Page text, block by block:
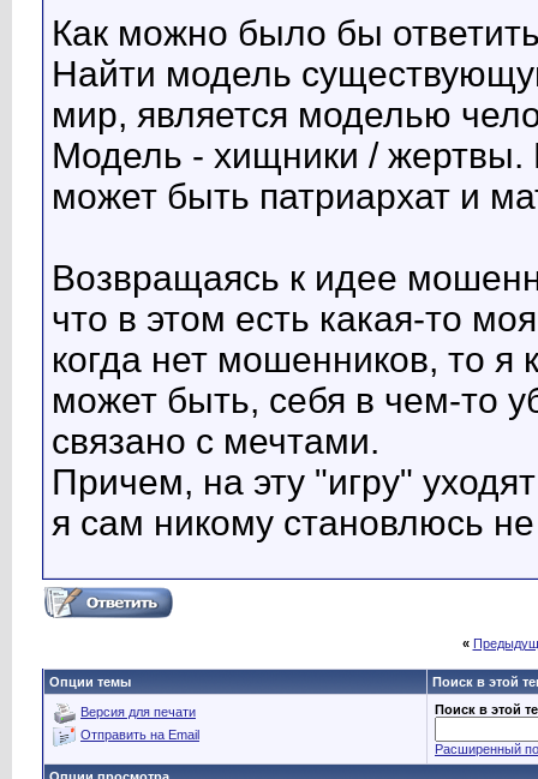
Как можно было бы
Найти модель
мир, является моделью
Модель - хищники / жертвы.
может быть патриархат и
Возвращаясь к идее
что в этом есть какая-то
когда нет мошенников, то
может быть, себя в чем-то
связано с мечтами.
Причем, на эту "игру"
я сам никому становлюсь
«
Опции темы Поиск в этой
Версия для печати
Отправить на Email
Поиск в этой
Расширенный